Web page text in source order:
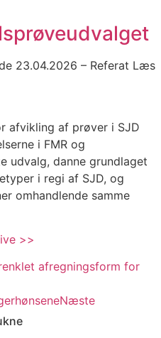
23.04.2026 – Referat Læs
afvikling af prøver i SJD
i FMR og
udvalg, danne grundlaget
i regi af SJD, og
omhandlende samme
>>
afregningsform for
Næste